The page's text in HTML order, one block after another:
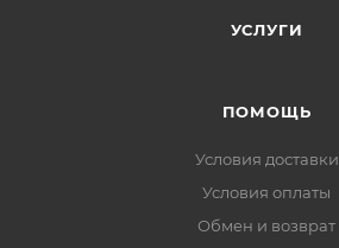
УСЛУГИ
ПОМОЩЬ
Условия доставки
Условия оплаты
Обмен и возврат